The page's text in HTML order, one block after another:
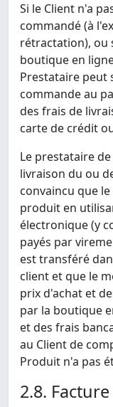
Si le Client n'a
commandé (à
rétractation), ou
boutique en
Prestataire peut
commande au
des frais de
carte de crédit
Le prestataire
livraison du ou
convaincu que
produit en
électronique (y
payés par
est transféré
client et que le
prix d'achat et
par la boutique
et des frais
au Client de
Produit n'a pas
2.8. Facture